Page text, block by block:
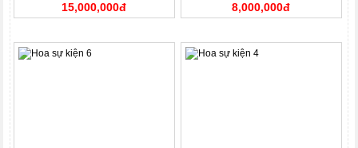
15,000,000đ 8,000,000đ